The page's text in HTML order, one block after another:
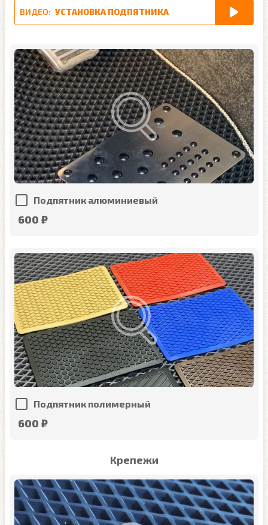
ВИДЕО: УСТАНОВКА ПОДПЯТНИКА
Подпятник алюминиевый
600 ₽
Подпятник полимерный
600 ₽
Крепежи